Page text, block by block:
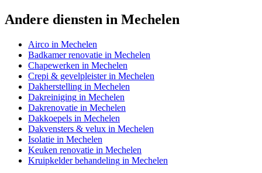
Andere diensten in Mechelen
Airco in Mechelen
Badkamer renovatie in Mechelen
Chapewerken in Mechelen
Crepi & gevelpleisterin Mechelen
Dakherstelling in Mechelen
Dakreiniging in Mechelen
Dakrenovatie in Mechelen
Dakkoepels in Mechelen
Dakvensters & velux in Mechelen
Isolatie in Mechelen
Keuken renovatie in Mechelen
Kruipkelder behandeling in Mechelen